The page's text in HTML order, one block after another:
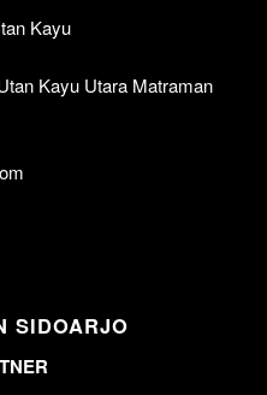
Kayu
Kayu Utara Matraman
SIDOARJO